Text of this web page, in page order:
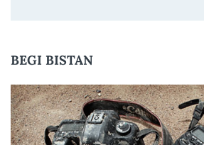
BEGI BISTAN